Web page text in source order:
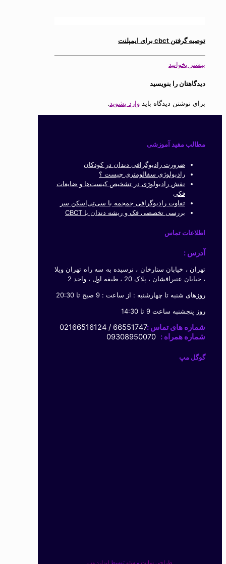
توصیه گرفتن cbct برای ایمپلنت
بیشتر بخوانید
دیدگاهتان را بنویسید
برای نوشتن دیدگاه باید وارد بشوید.
مطالب مفید آموزشی
ضرورت رادیوگرافی دندان در کودکان
رادیولوژی سفالومتری چیست ؟
نقش رادیولوژی در تشخیص کیست‌ها و ضایعات
فکی
تفاوت رادیوگرافی جمجمه با سی‌تی‌اسکن سر
بررسی تخصصی فک و ریشه دندان با CBCT
اطلاعات تماس
آدرس :
تهران ، خیابان ستارخان ، نرسیده به سه راه تهران ویلا
، خیابان عنبرافشان ، پلاک 20 ، طبقه اول ، واحد 2
روزهای شنبه تا چهارشنبه : از ساعت : 9 صبح تا 20:30
روز پنجشنبه ساعت 9 تا 14:30
شماره های تماس :66551747 / 02166516124
شماره همراه : 09308950070
گوگل مپ